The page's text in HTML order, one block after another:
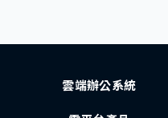
雲端辦公系統